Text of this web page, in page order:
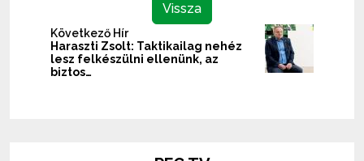
Vissza
Következő Hír
Haraszti Zsolt: Taktikailag nehéz
lesz felkészülni ellenünk, az
biztos…